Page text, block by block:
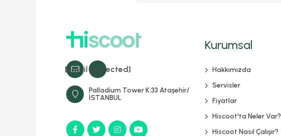
[email protected]
Palladium Tower K:33 Ataşehir/
İSTANBUL
Kurumsal
Hakkımızda
Servisler
Fiyatlar
Hiscoot'ta Neler Var?
Hiscoot Nasıl Çalışır?